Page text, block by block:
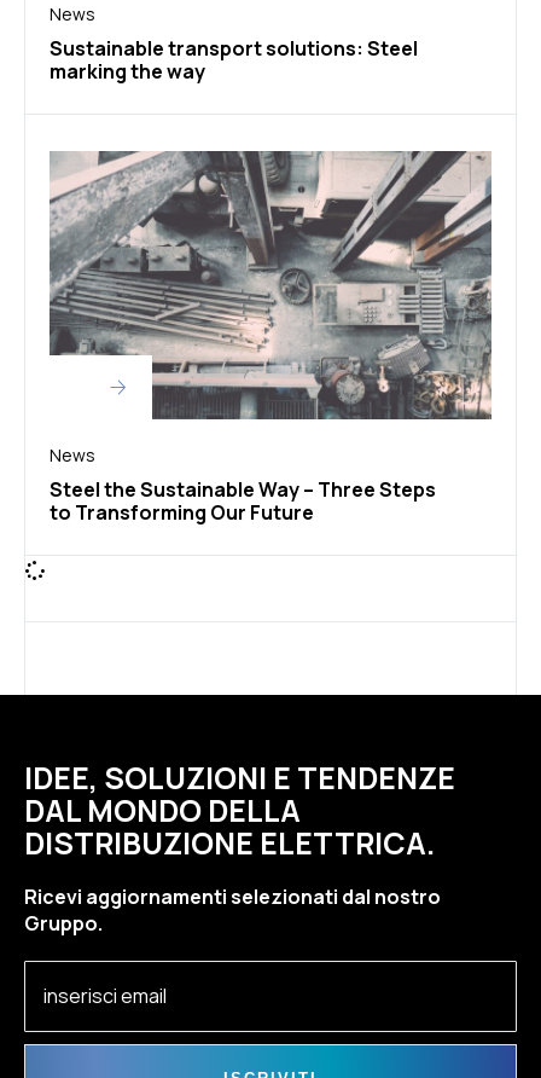
News
Sustainable transport solutions: Steel
marking the way
News
Steel the Sustainable Way – Three Steps
to Transforming Our Future
IDEE, SOLUZIONI E TENDENZE
DAL MONDO DELLA
DISTRIBUZIONE ELETTRICA.
Ricevi aggiornamenti selezionati dal nostro
Gruppo.